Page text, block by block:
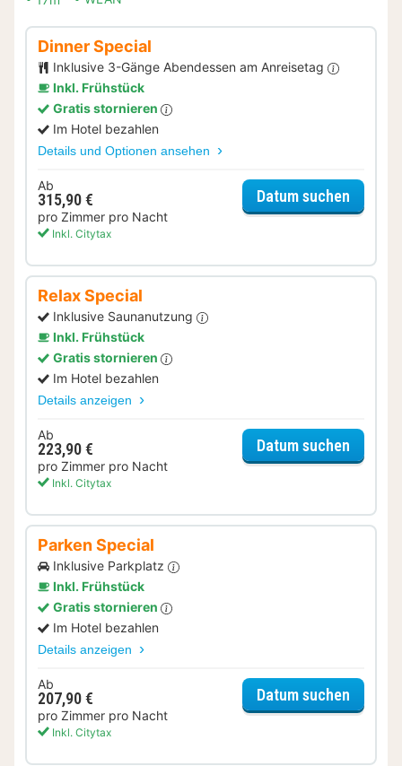
Dinner Special
Inklusive 3-Gänge Abendessen am Anreisetag
Inkl. Frühstück
Gratis stornieren
Im Hotel bezahlen
Details und Optionen ansehen
Ab
315,90 €
pro Zimmer pro Nacht
Inkl. Citytax
Datum suchen
Relax Special
Inklusive Saunanutzung
Inkl. Frühstück
Gratis stornieren
Im Hotel bezahlen
Details anzeigen
Ab
223,90 €
pro Zimmer pro Nacht
Inkl. Citytax
Datum suchen
Parken Special
Inklusive Parkplatz
Inkl. Frühstück
Gratis stornieren
Im Hotel bezahlen
Details anzeigen
Ab
207,90 €
pro Zimmer pro Nacht
Inkl. Citytax
Datum suchen